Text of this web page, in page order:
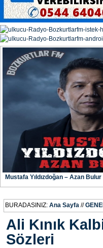
Mustafa Yıldızdoğan – Azan
BURADASINIZ: Ana Sayfa //
Ali Kınık
Sözleri